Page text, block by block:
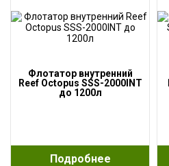
Флотатор внутренний
Reef Octopus SSS-2000INT
до 1200л
Подробнее